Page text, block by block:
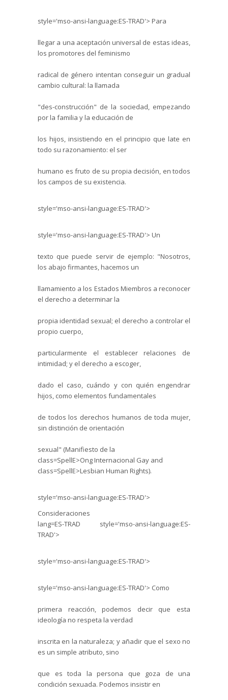
style='mso-ansi-language:ES-TRAD'> Para
llegar a una aceptación universal de estas ideas,
los promotores del feminismo
radical de género intentan conseguir un gradual
cambio cultural: la llamada
"des-construcción" de la sociedad, empezando
por la familia y la educación de
los hijos, insistiendo en el principio que late en
todo su razonamiento: el ser
humano es fruto de su propia decisión, en todos
los campos de su existencia.
style='mso-ansi-language:ES-TRAD'>
style='mso-ansi-language:ES-TRAD'> Un
texto que puede servir de ejemplo: "Nosotros,
los abajo firmantes, hacemos un
llamamiento a los Estados Miembros a reconocer
el derecho a determinar la
propia identidad sexual; el derecho a controlar el
propio cuerpo,
particularmente el establecer relaciones de
intimidad; y el derecho a escoger,
dado el caso, cuándo y con quién engendrar
hijos, como elementos fundamentales
de todos los derechos humanos de toda mujer,
sin distinción de orientación
sexual" (Manifiesto de la
class=SpellE>Ong Internacional Gay and
class=SpellE>Lesbian Human Rights).
style='mso-ansi-language:ES-TRAD'>
Consideraciones
lang=ES-TRAD style='mso-ansi-language:ES-
TRAD'>
style='mso-ansi-language:ES-TRAD'>
style='mso-ansi-language:ES-TRAD'> Como
primera reacción, podemos decir que esta
ideología no respeta la verdad
inscrita en la naturaleza; y añadir que el sexo no
es un simple atributo, sino
que es toda la persona que goza de una
condición sexuada. Podemos insistir en